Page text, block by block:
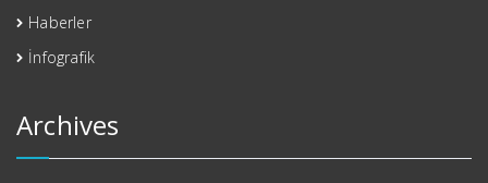
Haberler
İnfografik
Archives